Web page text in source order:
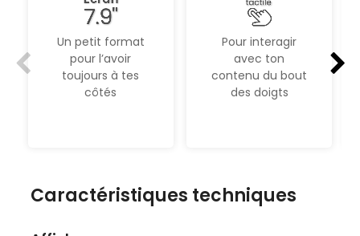
Un petit format
pour l’avoir
toujours à tes
côtés
Pour interagir
avec ton
contenu du bout
des doigts
Caractéristiques techniques